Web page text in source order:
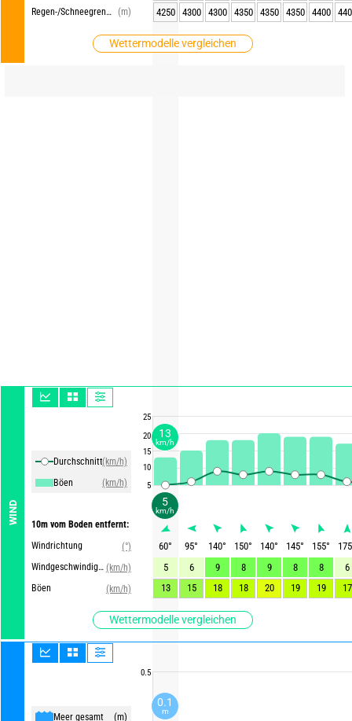
Regen-/Schneegrenze (m)
Wettermodelle vergleichen
WIND
Durchschnittliche Winde
(km/h)
Böen
(km/h)
10m vom Boden entfernt:
Windrichtung
(°)
Windgeschwindigkeit (km/h)
Böen
(km/h)
Wettermodelle vergleichen
Meer gesamt (m)
25
20
15
10
5
0.5
4250
4300 4300 4350 4350 4350 4400
60° 95° 140° 150° 140° 145° 155°
175
5
6 9 8 9 8 8
6
13
15 18 18 20 19 19 17
5
km/h
13
km/h
0.1
m